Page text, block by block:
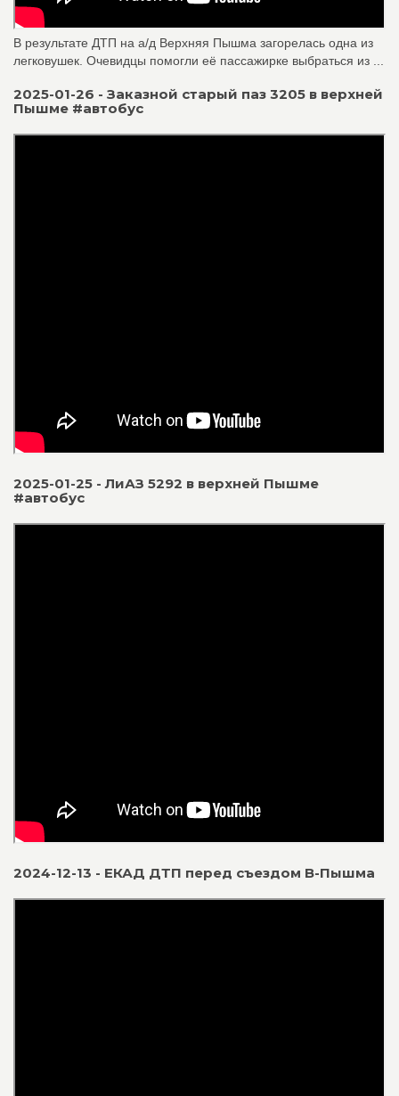
В результате ДТП на а/д Верхняя Пышма загорелась одна из
легковушек. Очевидцы помогли её пассажирке выбраться из ...
2025-01-26 - Заказной старый паз 3205 в верхней
Пышме #автобус
2025-01-25 - ЛиАЗ 5292 в верхней Пышме
#автобус
2024-12-13 - ЕКАД ДТП перед съездом В-Пышма